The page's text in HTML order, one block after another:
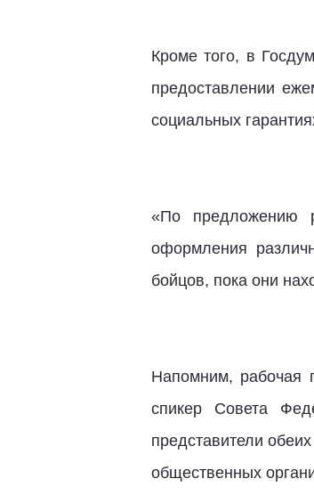
Кроме того, в
предоставлении
социальных
«По предложению
оформления
бойцов, пока они
Напомним, рабочая
спикер Совета
представители
общественных